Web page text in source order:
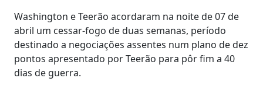
Washington e Teerão acordaram na noite de 07 de
abril um cessar-fogo de duas semanas, período
destinado a negociações assentes num plano de dez
pontos apresentado por Teerão para pôr fim a 40
dias de guerra.